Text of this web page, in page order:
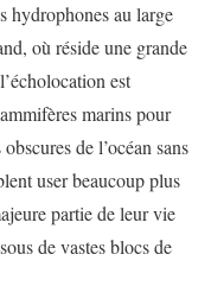
hydrophones au large
où réside une grande
est
marins pour
de l’océan sans
user beaucoup plus
partie de leur vie
de vastes blocs de